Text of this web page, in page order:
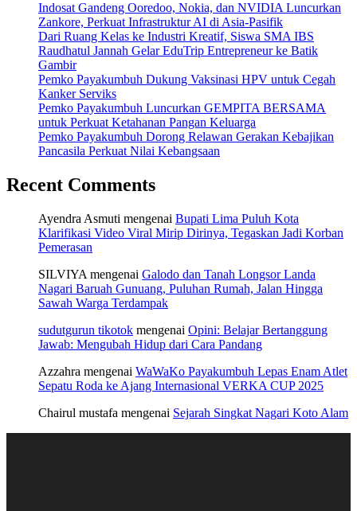
Indosat Gandeng Ooredoo, Nokia, dan NVIDIA Luncurkan
Zankore, Perkuat Infrastruktur AI di Asia-Pasifik
Dari Ruang Kelas ke Industri Kreatif, Siswa SMA IBS
Raudhatul Jannah Gelar EduTrip Entrepreneur ke Batik
Gambir
Pemko Payakumbuh Dukung Vaksinasi HPV untuk Cegah
Kanker Serviks
Pemko Payakumbuh Luncurkan GEMPITA BERSAMA
untuk Perkuat Ketahanan Pangan Keluarga
Pemko Payakumbuh Dorong Relawan Gerakan Kebajikan
Pancasila Perkuat Nilai Kebangsaan
Recent Comments
Ayendra Asmuti mengenai Bupati Lima Puluh Kota
Klarifikasi Video Viral Mirip Dirinya, Tegaskan Jadi Korban
Pemerasan
SILVIYA mengenai Galodo dan Tanah Longsor Landa
Nagari Baruah Gunuang, Puluhan Rumah, Jalan Hingga
Sawah Warga Terdampak
sudutgurun tikotok mengenai Opini: Belajar Bertanggung
Jawab: Mengubah Hidup dari Cara Pandang
Azzahra mengenai WaWaKo Payakumbuh Lepas Enam Atlet
Sepatu Roda ke Ajang Internasional VERKA CUP 2025
Chairul mustafa mengenai Sejarah Singkat Nagari Koto Alam